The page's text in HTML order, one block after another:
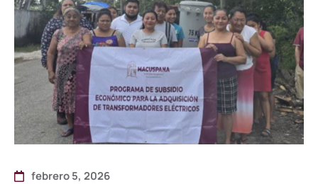
febrero 5, 2026